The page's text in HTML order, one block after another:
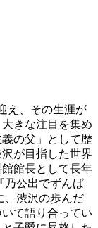
え、その生涯が
きな注目を集め
の父」として歴
が目指した世界
館長として長年
乃公出でずんば
、渋沢の歩んだ
て語り合ってい